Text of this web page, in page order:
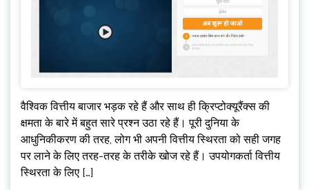
वैश्विक वित्तीय बाजार भड़क रहे हैं और साथ ही क्रिप्टोक्यूरैंक्स की
क्षमता के बारे में बहुत सारे प्रश्न उठा रहे हैं। पूरी दुनिया के
आधुनिकीकरण की तरह, लोग भी अपनी वित्तीय स्थिरता को सही जगह
पर लाने के लिए तरह-तरह के तरीके खोज रहे हैं। उपयोगकर्ता वित्तीय
स्थिरता के लिए […]